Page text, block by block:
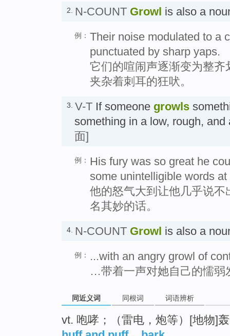
2. N-COUNT Growl is also a
例： Their noise modulated to a
punctuated by sharp yaps.
它们的喧闹声逐渐变为整
夹杂着刺耳的狂吠。
3. V-T If someone growls
something in a low, rough,
面]
例： His fury was so great he
some unintelligible words at
他的怒气大到让他几乎说
名其妙的话。
4. N-COUNT Growl is also a
例：
...with an angry growl of
…带着一声对她自己的懦弱
同近义词 同根词 词语辨析
vt. 咆哮；（雷电，炮等）[地物]